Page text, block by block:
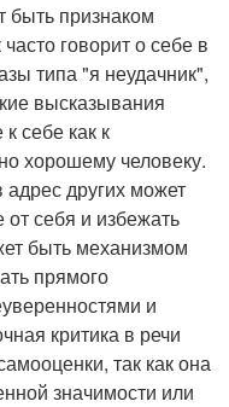
быть признаком
говорит о себе в
типа "я неудачник",
высказывания
себе как к
хорошему человеку.
адрес других может
себя и избежать
быть механизмом
прямого
и
критика в речи
так как она
значимости или